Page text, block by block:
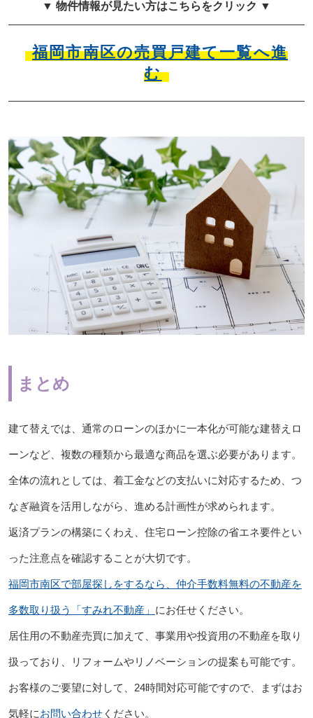
▼ 物件情報が見たい方はこちらをクリック ▼
福岡市南区の売買戸建て一覧へ進
む
まとめ
建て替えでは、通常のローンのほかに一本化が可能な建替えロ
ーンなど、複数の種類から最適な商品を選ぶ必要があります。
全体の流れとしては、着工金などの支払いに対応するため、つ
なぎ融資を活用しながら、進める計画性が求められます。
返済プランの構築にくわえ、住宅ローン控除の省エネ要件とい
った注意点を確認することが大切です。
福岡市南区で部屋探しをするなら、仲介手数料無料の不動産を
多数取り扱う「すみれ不動産」 にお任せください。
居住用の不動産売買に加えて、事業用や投資用の不動産を取り
扱っており、リフォームやリノベーションの提案も可能です。
お客様のご要望に対して、24時間対応可能ですので、まずはお
気軽にお問い合わせください。